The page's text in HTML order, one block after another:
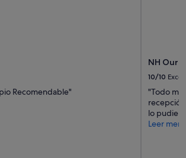
Recomendable"
NH
10/10
"Todo
lo
Leer